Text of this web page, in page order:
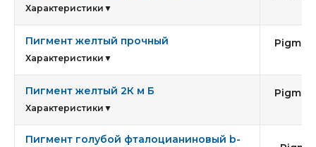
Характеристики ▼
Пигмент желтый прочный
Характеристики ▼
Пигмент желтый 2К м Б
Характеристики ▼
Пигмент голубой фталоцианиновый b-